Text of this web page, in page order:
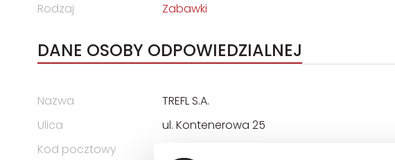
Rodzaj
Zabawki
DANE OSOBY ODPOWIEDZIALNEJ
Nazwa
TREFL S.A.
Ulica
ul. Kontenerowa 25
Kod pocztowy